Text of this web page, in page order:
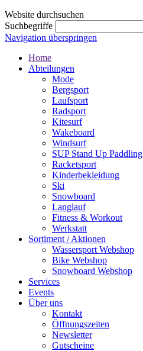
Website durchsuchen
Suchbegriffe
Navigation überspringen
Home
Abteilungen
Mode
Bergsport
Laufsport
Radsport
Kitesurf
Wakeboard
Windsurf
SUP Stand Up Paddling
Racketsport
Kinderbekleidung
Ski
Snowboard
Langlauf
Fitness & Workout
Werkstatt
Sortiment / Aktionen
Wassersport Webshop
Bike Webshop
Snowboard Webshop
Services
Events
Über uns
Kontakt
Öffnungszeiten
Newsletter
Gutscheine